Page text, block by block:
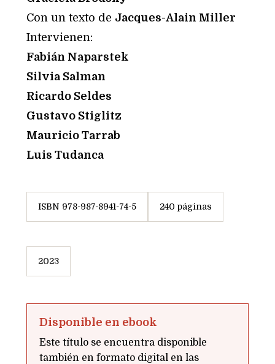
Con un texto de Jacques-Alain Miller
Intervienen:
Fabián Naparstek
Silvia Salman
Ricardo Seldes
Gustavo Stiglitz
Mauricio Tarrab
Luis Tudanca
ISBN 978-987-8941-74-5 240 páginas
2023
Disponible en ebook
Este título se encuentra disponible
también en formato digital en las